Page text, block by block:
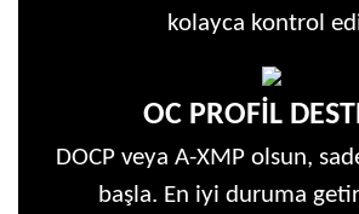
kolayca kontrol
OC PROFİL
DOCP veya A-XMP olsun,
başla. En iyi duruma